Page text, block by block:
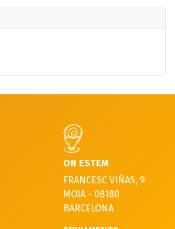
ON ESTEM
FRANCESC VIÑAS, 9
MOIA - 08180
BARCELONA